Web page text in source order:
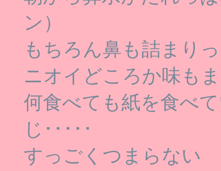
ン）
もちろん鼻も詰まり
ニオイどころか味も
何食べても紙を食べ
じ･････
すっごくつまらない